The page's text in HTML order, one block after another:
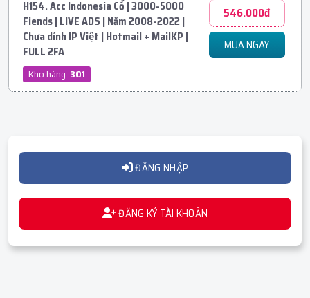
H154. Acc Indonesia Cổ | 3000-5000
Fiends | LIVE ADS | Năm 2008-2022 |
Chưa dính IP Việt | Hotmail + MailKP |
FULL 2FA
Kho hàng: 301
546.000đ
MUA NGAY
ĐĂNG NHẬP
ĐĂNG KÝ TÀI KHOẢN